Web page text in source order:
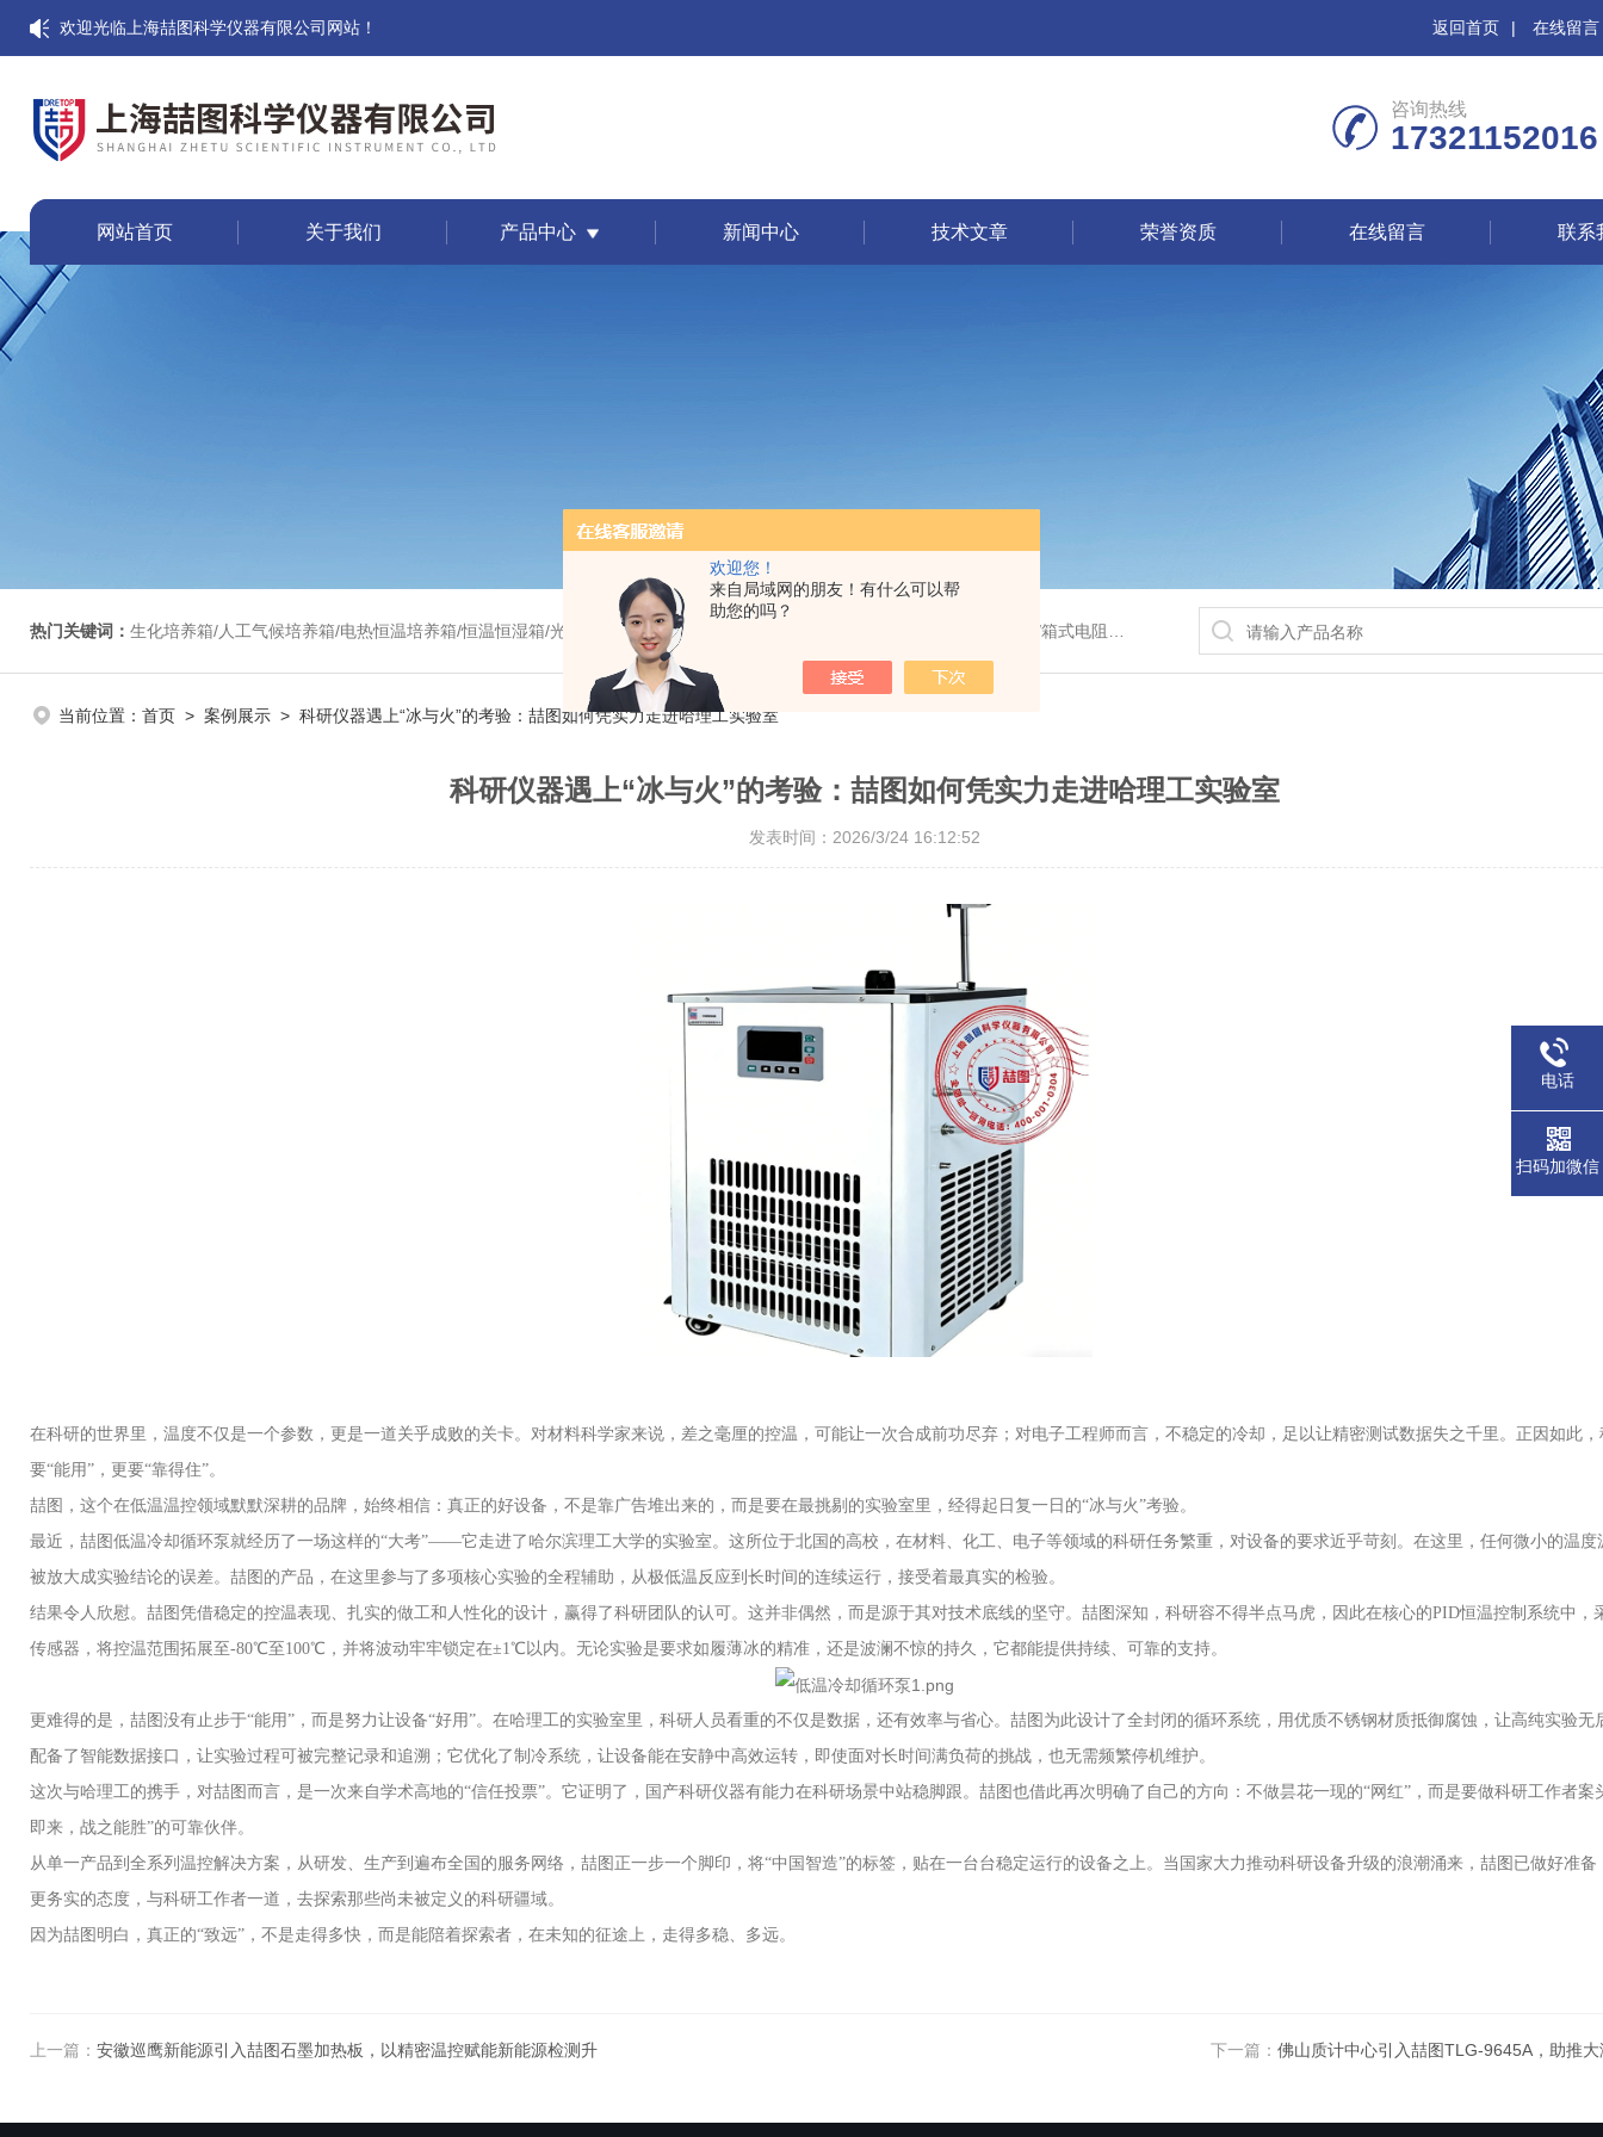
欢迎您！
来自局域网的朋友！有什么可以帮
助您的吗？
欢迎光临上海喆图科学仪器有限公司网站！ 返回首页 | 在线留言
咨询热线
17321152016
网站首页 关于我们 产品中心 新闻中心 技术文章 荣誉资质 在线留言 联系
热门关键词： 生化培养箱/人工气候培养箱/电热恒温培养箱/恒温恒湿箱/光照培养箱/二氧化碳培养箱等/恒温干燥箱/真空干燥箱/高温烘箱等/箱式电阻炉/陶瓷纤维马弗炉/高温马弗炉/管式炉/气氛炉/试验箱/摇床/振荡器/水槽/水浴锅等
当前位置： 首页 > 案例展示 > 科研仪器遇上“冰与火”的考验：喆图如何凭实力走进哈理工实验室
科研仪器遇上“冰与火”的考验：喆图如何凭实力走进哈理工实验室
发表时间：2026/3/24 16:12:52
在科研的世界里，温度不仅是一个参数，更是一道关乎成败的关卡。对材料科学家来说，差之毫厘的控温，可能让一次合成前功尽弃；对电子工程师而言，不稳定的冷却，足以让精密测试数据失之千里。正因如此
要“能用”，更要“靠得住”。
喆图，这个在低温温控领域默默深耕的品牌，始终相信：真正的好设备，不是靠广告堆出来的，而是要在最挑剔的实验室里，经得起日复一日的“冰与火”考验。
最近，喆图低温冷却循环泵就经历了一场这样的“大考”——它走进了哈尔滨理工大学的实验室。这所位于北国的高校，在材料、化工、电子等领域的科研任务繁重，对设备的要求近乎苛刻。在这里，任何微小的温度
被放大成实验结论的误差。喆图的产品，在这里参与了多项核心实验的全程辅助，从极低温反应到长时间的连续运行，接受着最真实的检验。
结果令人欣慰。喆图凭借稳定的控温表现、扎实的做工和人性化的设计，赢得了科研团队的认可。这并非偶然，而是源于其对技术底线的坚守。喆图深知，科研容不得半点马虎，因此在核心的PID恒温控制系统中，
传感器，将控温范围拓展至-80℃至100℃，并将波动牢牢锁定在±1℃以内。无论实验是要求如履薄冰的精准，还是波澜不惊的持久，它都能提供持续、可靠的支持。
更难得的是，喆图没有止步于“能用”，而是努力让设备“好用”。在哈理工的实验室里，科研人员看重的不仅是数据，还有效率与省心。喆图为此设计了全封闭的循环系统，用优质不锈钢材质抵御腐蚀，让高纯实验无
配备了智能数据接口，让实验过程可被完整记录和追溯；它优化了制冷系统，让设备能在安静中高效运转，即使面对长时间满负荷的挑战，也无需频繁停机维护。
这次与哈理工的携手，对喆图而言，是一次来自学术高地的“信任投票”。它证明了，国产科研仪器有能力在科研场景中站稳脚跟。喆图也借此再次明确了自己的方向：不做昙花一现的“网红”，而是要做科研工作者案
即来，战之能胜”的可靠伙伴。
从单一产品到全系列温控解决方案，从研发、生产到遍布全国的服务网络，喆图正一步一个脚印，将“中国智造”的标签，贴在一台台稳定运行的设备之上。当国家大力推动科研设备升级的浪潮涌来，喆图已做好准备
更务实的态度，与科研工作者一道，去探索那些尚未被定义的科研疆域。
因为喆图明白，真正的“致远”，不是走得多快，而是能陪着探索者，在未知的征途上，走得多稳、多远。
上一篇： 安徽巡鹰新能源引入喆图石墨加热板，以精密温控赋能新能源检测升 下一篇： 佛山质计中心引入喆图TLG-9645A，助推
电话
扫码加微信